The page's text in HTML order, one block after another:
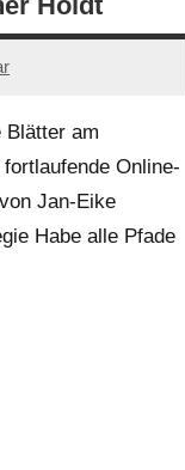
Blätter am
Online-
Jan-Eike
Habe alle Pfade